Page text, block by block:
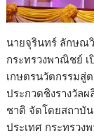
นายจุรินทร์ ลักษณ
กระทรวงพาณิชย์ เ
เกษตรนวัตกรรมสู่
ประกวดชิงรางวัล
ชาติ จัดโดยสถาบั
ประเทศ กระทรว